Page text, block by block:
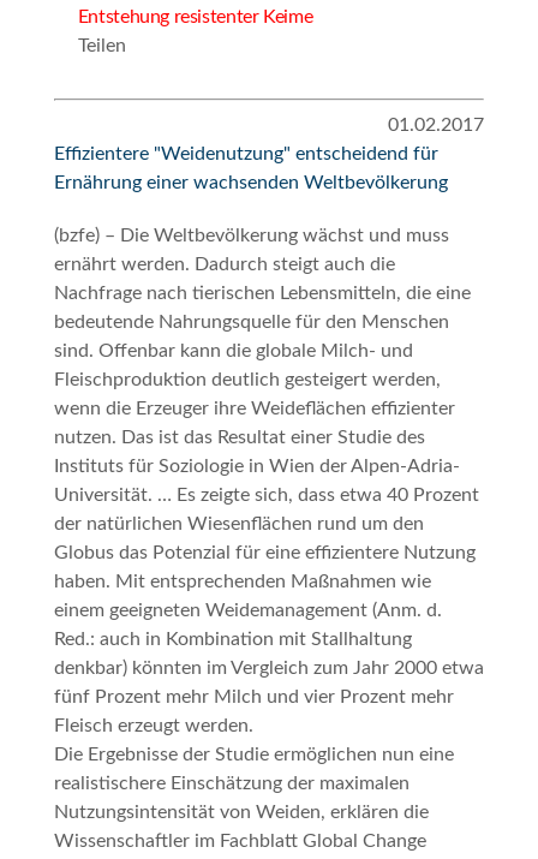
Entstehung resistenter Keime
Teilen
01.02.2017
Effizientere "Weidenutzung" entscheidend für
Ernährung einer wachsenden Weltbevölkerung
(bzfe) – Die Weltbevölkerung wächst und muss
ernährt werden. Dadurch steigt auch die
Nachfrage nach tierischen Lebensmitteln, die eine
bedeutende Nahrungsquelle für den Menschen
sind. Offenbar kann die globale Milch- und
Fleischproduktion deutlich gesteigert werden,
wenn die Erzeuger ihre Weideflächen effizienter
nutzen. Das ist das Resultat einer Studie des
Instituts für Soziologie in Wien der Alpen-Adria-
Universität. … Es zeigte sich, dass etwa 40 Prozent
der natürlichen Wiesenflächen rund um den
Globus das Potenzial für eine effizientere Nutzung
haben. Mit entsprechenden Maßnahmen wie
einem geeigneten Weidemanagement (Anm. d.
Red.: auch in Kombination mit Stallhaltung
denkbar) könnten im Vergleich zum Jahr 2000 etwa
fünf Prozent mehr Milch und vier Prozent mehr
Fleisch erzeugt werden.
Die Ergebnisse der Studie ermöglichen nun eine
realistischere Einschätzung der maximalen
Nutzungsintensität von Weiden, erklären die
Wissenschaftler im Fachblatt Global Change